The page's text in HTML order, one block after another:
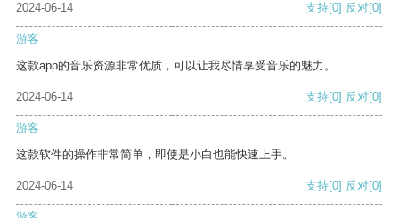
2024-06-14 支持[0] 反对[0]
游客
这款app的音乐资源非常优质，可以让我尽情享受音乐的魅力。
2024-06-14 支持[0] 反对[0]
游客
这款软件的操作非常简单，即使是小白也能快速上手。
2024-06-14 支持[0] 反对[0]